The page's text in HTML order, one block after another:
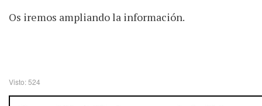
Os iremos ampliando la información.
Visto: 524